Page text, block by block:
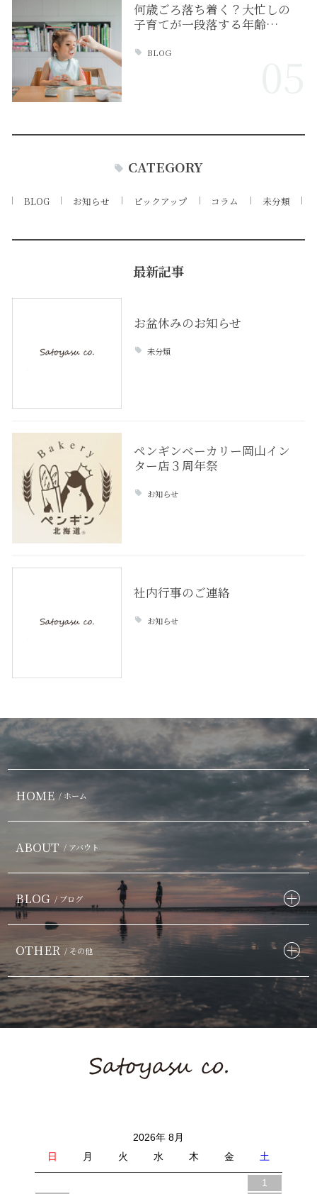
何歳ごろ落ち着く？大忙しの
子育てが一段落する年齢…
BLOG
CATEGORY
BLOG お知らせ ピックアップ コラム 未分類
最新記事
お盆休みのお知らせ
未分類
ペンギンベーカリー岡山イン
ター店３周年祭
お知らせ
社内行事のご連絡
お知らせ
HOME / ホーム
ABOUT / アバウト
BLOG / ブログ
OTHER / その他
2026年 8月
日
月 火 水 木 金 土
1